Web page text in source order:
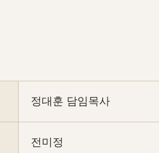
정대훈 담임목사
전미정